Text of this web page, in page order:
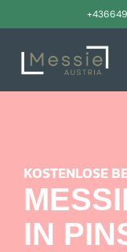
KOSTENLOSE
IN